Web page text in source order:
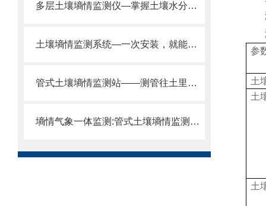
多层土壤墒情监测仪—掌握土壤水分动态，为合理灌溉土壤研究提供全面信息。
土壤墒情监测系统—一次安装，就能了解土壤从上到下的水分分布情况。
管式土壤墒情监测站——测管往土里一插，就能时时刻刻盯着土壤的水分变化。
墒情气象一体监测:管式土壤墒情监测站全面掌握土壤微环境变化。
测
测
参
土
土
土